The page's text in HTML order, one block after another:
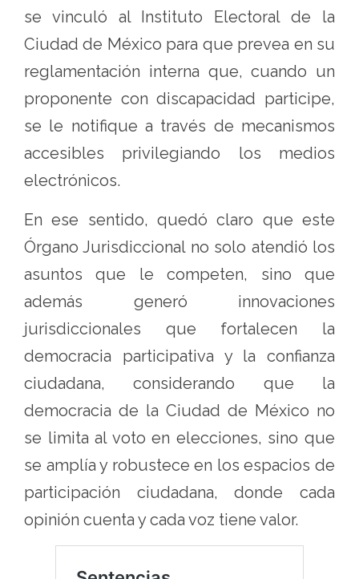
se vinculó al Instituto Electoral de la
Ciudad de México para que prevea en su
reglamentación interna que, cuando un
proponente con discapacidad participe,
se le notifique a través de mecanismos
accesibles privilegiando los medios
electrónicos.
En ese sentido, quedó claro que este
Órgano Jurisdiccional no solo atendió los
asuntos que le competen, sino que
además generó innovaciones
jurisdiccionales que fortalecen la
democracia participativa y la confianza
ciudadana, considerando que la
democracia de la Ciudad de México no
se limita al voto en elecciones, sino que
se amplía y robustece en los espacios de
participación ciudadana, donde cada
opinión cuenta y cada voz tiene valor.